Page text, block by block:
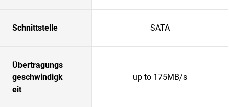
Schnittstelle SATA
Übertragungs
geschwindigk
eit
up to 175MB/s